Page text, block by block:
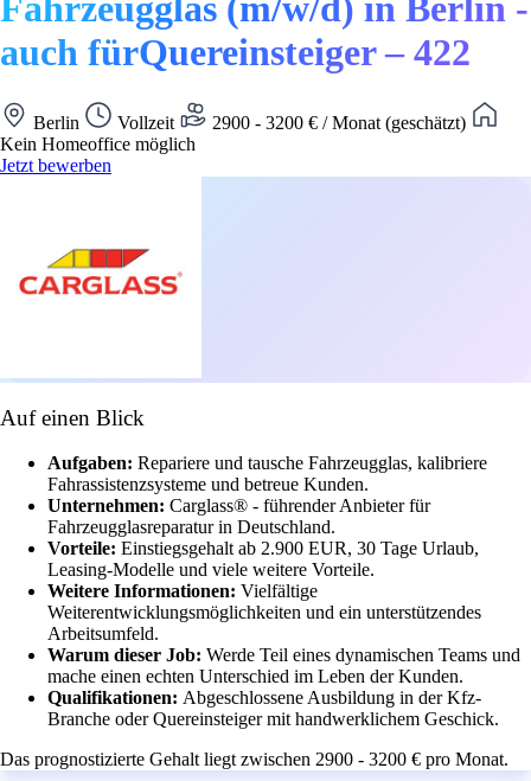
Fahrzeugglas (m/w/d) in Berlin -
auch fürQuereinsteiger – 422
Berlin Vollzeit
2900 - 3200 € / Monat (geschätzt)
Kein Homeoffice möglich
Jetzt bewerben
Auf einen Blick
Aufgaben: Repariere und tausche Fahrzeugglas, kalibriere
Fahrassistenzsysteme und betreue Kunden.
Unternehmen: Carglass® - führender Anbieter für
Fahrzeugglasreparatur in Deutschland.
Vorteile: Einstiegsgehalt ab 2.900 EUR, 30 Tage Urlaub,
Leasing-Modelle und viele weitere Vorteile.
Weitere Informationen: Vielfältige
Weiterentwicklungsmöglichkeiten und ein unterstützendes
Arbeitsumfeld.
Warum dieser Job: Werde Teil eines dynamischen Teams und
mache einen echten Unterschied im Leben der Kunden.
Qualifikationen: Abgeschlossene Ausbildung in der Kfz-
Branche oder Quereinsteiger mit handwerklichem Geschick.
Das prognostizierte Gehalt liegt zwischen 2900 - 3200 € pro Monat.